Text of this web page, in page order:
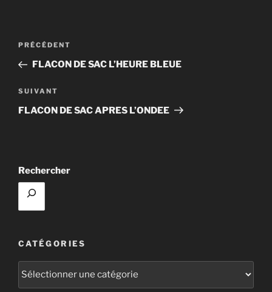
Navigation
l’article
Article
précédent
PRÉCÉDENT
FLACON DE SAC L’HEURE BLEUE
Article
suivant
SUIVANT
FLACON DE SAC APRES L’ONDEE
Rechercher
CATÉGORIES
Catégories